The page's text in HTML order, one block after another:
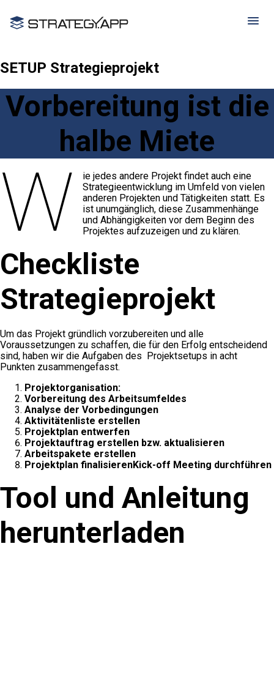
SETUP Strategieprojekt
Vorbereitung ist die
halbe Miete
W
ie jedes andere Projekt findet auch eine
Strategieentwicklung im Umfeld von vielen
anderen Projekten und Tätigkeiten statt. Es
ist unumgänglich, diese Zusammenhänge
und Abhängigkeiten vor dem Beginn des
Projektes aufzuzeigen und zu klären.
Checkliste
Strategieprojekt
Um das Projekt gründlich vorzubereiten und alle
Voraussetzungen zu schaffen, die für den Erfolg entscheidend
sind, haben wir die Aufgaben des Projektsetups in acht
Punkten zusammengefasst.
Projektorganisation:
Vorbereitung des Arbeitsumfeldes
Analyse der Vorbedingungen
Aktivitätenliste erstellen
Projektplan entwerfen
Projektauftrag erstellen bzw. aktualisieren
Arbeitspakete erstellen
Projektplan finalisierenKick-off Meeting durchführen
Tool und Anleitung
herunterladen